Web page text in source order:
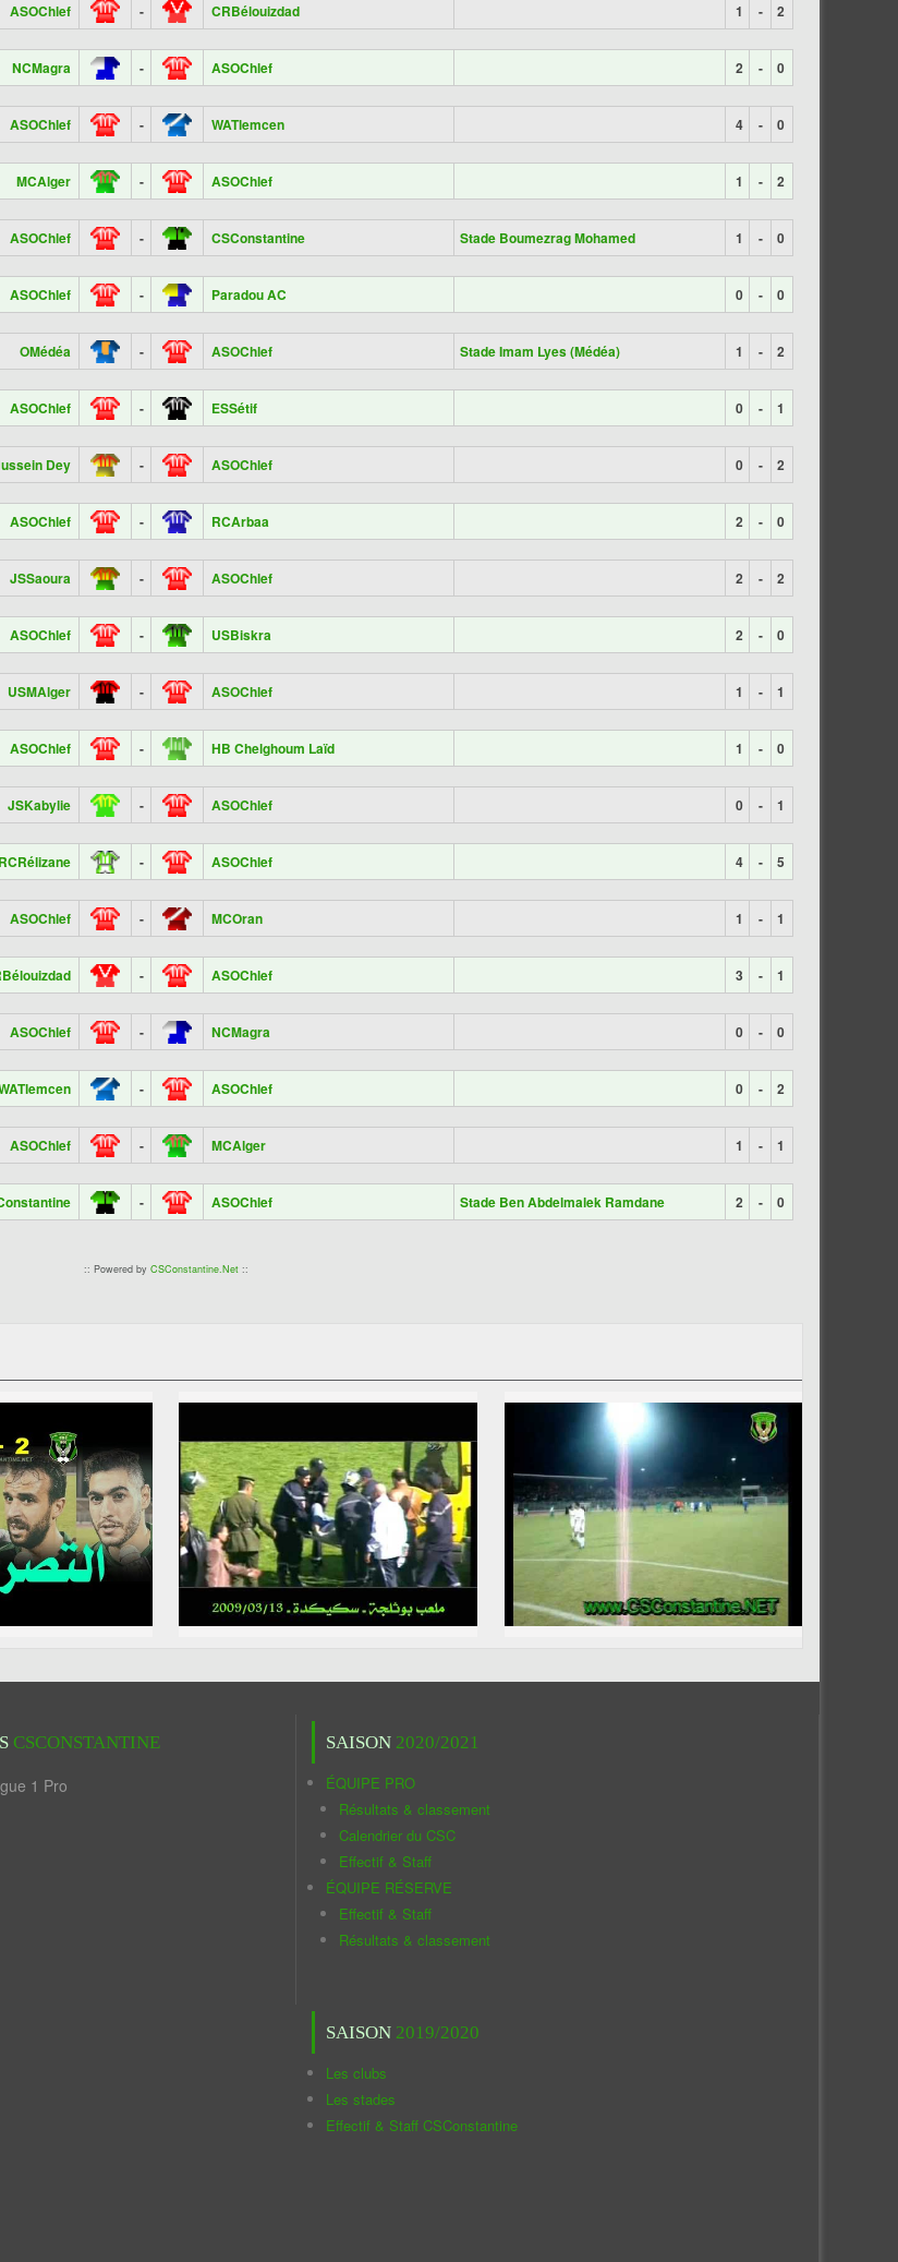
ASOChlef - CRBélouizdad 1 - 2
NCMagra - ASOChlef 2 - 0
ASOChlef - WATlemcen 4 - 0
MCAlger - ASOChlef 1 - 2
ASOChlef - CSConstantine Stade Boumezrag Mohamed 1 - 0
ASOChlef - Paradou AC 0 - 0
OMédéa - ASOChlef Stade Imam Lyes (Médéa) 1 - 2
ASOChlef - ESSétif 0 - 1
Dey - ASOChlef 0 - 2
ASOChlef - RCArbaa 2 - 0
JSSaoura - ASOChlef 2 - 2
ASOChlef - USBiskra 2 - 0
USMAlger - ASOChlef 1 - 1
ASOChlef - HB Chelghoum Laïd 1 - 0
JSKabylie - ASOChlef 0 - 1
RCRélizane - ASOChlef 4 - 5
ASOChlef - MCOran 1 - 1
- ASOChlef 3 - 1
ASOChlef - NCMagra 0 - 0
- ASOChlef 0 - 2
ASOChlef - MCAlger 1 - 1
- ASOChlef Stade Ben Abdelmalek Ramdane 2 - 0
:: Powered by CSConstantine.Net::
CSCONSTANTINE
1 Pro
SAISON 2020/2021
ÉQUIPE PRO
Résultats & classement
Calendrier du CSC
Effectif & Staff
ÉQUIPE RÉSERVE
Effectif & Staff
Résultats & classement
SAISON 2019/2020
Les clubs
Les stades
Effectif & Staff CSConstantine